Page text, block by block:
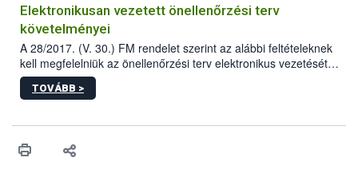
Elektronikusan vezetett önellenőrzési terv
követelményei
A 28/2017. (V. 30.) FM rendelet szerint az alábbi feltételeknek
kell megfelelniük az önellenőrzési terv elektronikus vezetését
biztosító informatikai rendszereknek.
TOVÁBB >